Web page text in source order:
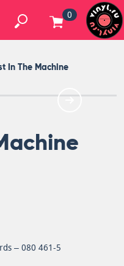
0
In The Machine
– 080 461-5